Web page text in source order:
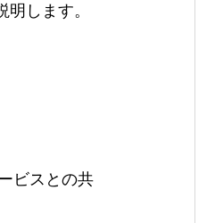
します。
ビスとの共